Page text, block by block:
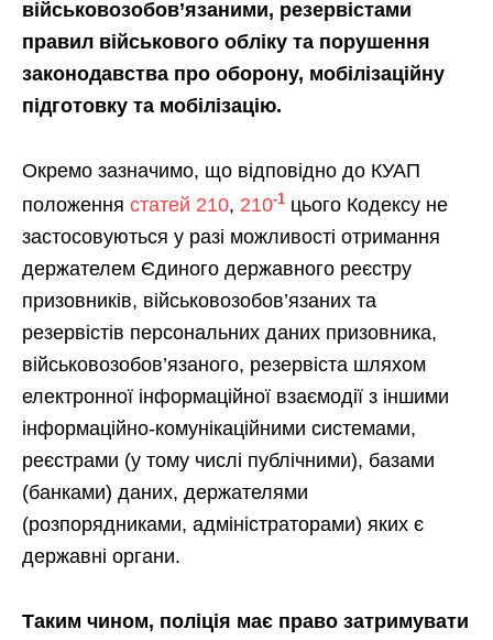
військовозобов’язаними, резервістами
правил військового обліку та порушення
законодавства про оборону, мобілізаційну
підготовку та мобілізацію.
Окремо зазначимо, що відповідно до КУАП
положення статей 210, 210-1 цього Кодексу не
застосовуються у разі можливості отримання
держателем Єдиного державного реєстру
призовників, військовозобов’язаних та
резервістів персональних даних призовника,
військовозобов’язаного, резервіста шляхом
електронної інформаційної взаємодії з іншими
інформаційно-комунікаційними системами,
реєстрами (у тому числі публічними), базами
(банками) даних, держателями
(розпорядниками, адміністраторами) яких є
державні органи.
Таким чином, поліція має право затримувати